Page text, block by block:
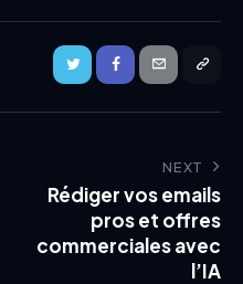
NEXT
Rédiger vos emails
pros et offres
commerciales avec
l’IA